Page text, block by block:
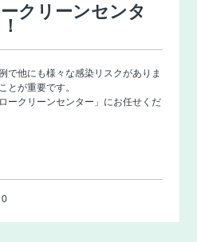
クリーンセンタ
で他にも様々な感染リスクがありま
とが重要です。
ークリーンセンター 」にお任せくだ
0